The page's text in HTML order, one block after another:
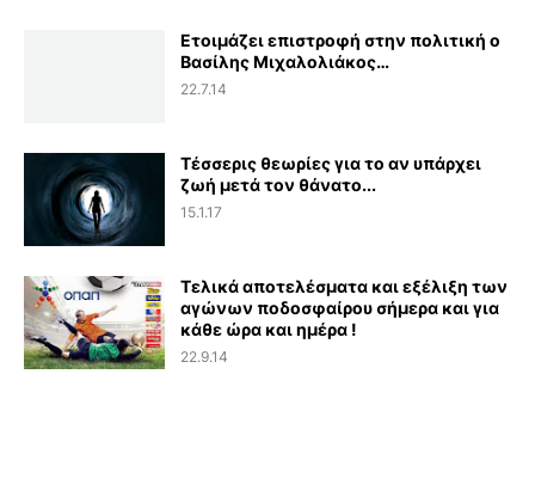
Ετοιμάζει επιστροφή στην πολιτική ο
Βασίλης Μιχαλολιάκος…
22.7.14
Τέσσερις θεωρίες για το αν υπάρχει
ζωή μετά τον θάνατο...
15.1.17
Τελικά αποτελέσματα και εξέλιξη των
αγώνων ποδοσφαίρου σήμερα και για
κάθε ώρα και ημέρα !
22.9.14